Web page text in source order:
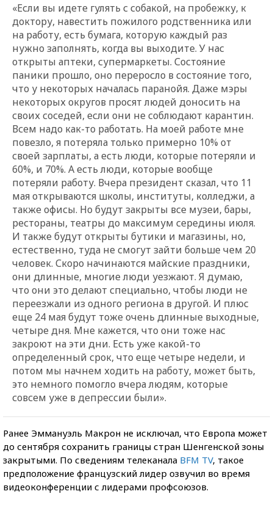
«Если вы идете гулять с собакой, на пробежку, к
доктору, навестить пожилого родственника или
на работу, есть бумага, которую каждый раз
нужно заполнять, когда вы выходите. У нас
открыты аптеки, супермаркеты. Состояние
паники прошло, оно переросло в состояние того,
что у некоторых началась паранойя. Даже мэры
некоторых округов просят людей доносить на
своих соседей, если они не соблюдают карантин.
Всем надо как-то работать. На моей работе мне
повезло, я потеряла только примерно 10% от
своей зарплаты, а есть люди, которые потеряли и
60%, и 70%. А есть люди, которые вообще
потеряли работу. Вчера президент сказал, что 11
мая открываются школы, институты, колледжи, а
также офисы. Но будут закрыты все музеи, бары,
рестораны, театры до максимум середины июля.
И также будут открыты бутики и магазины, но,
естественно, туда не смогут зайти больше чем 20
человек. Скоро начинаются майские праздники,
они длинные, многие люди уезжают. Я думаю,
что они это делают специально, чтобы люди не
переезжали из одного региона в другой. И плюс
еще 24 мая будут тоже очень длинные выходные,
четыре дня. Мне кажется, что они тоже нас
закроют на эти дни. Есть уже какой-то
определенный срок, что еще четыре недели, и
потом мы начнем ходить на работу, может быть,
это немного помогло вчера людям, которые
совсем уже в депрессии были».
Ранее Эммануэль Макрон не исключал, что Европа может
до сентября сохранить границы стран Шенгенской зоны
закрытыми. По сведениям телеканала BFM TV, такое
предположение французский лидер озвучил во время
видеоконференции с лидерами профсоюзов.